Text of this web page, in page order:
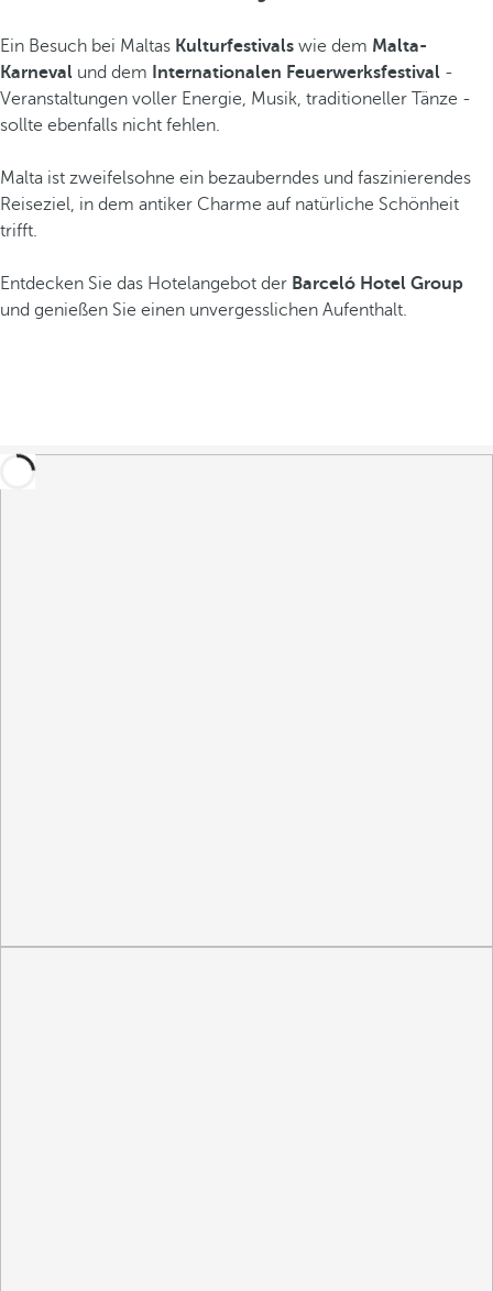
Ein Besuch bei Maltas Kulturfestivals wie dem Malta-
Karneval und dem Internationalen Feuerwerksfestival -
Veranstaltungen voller Energie, Musik, traditioneller Tänze -
sollte ebenfalls nicht fehlen.
Malta ist zweifelsohne ein bezauberndes und faszinierendes
Reiseziel, in dem antiker Charme auf natürliche Schönheit
trifft.
Entdecken Sie das Hotelangebot der Barceló Hotel Group
und genießen Sie einen unvergesslichen Aufenthalt.